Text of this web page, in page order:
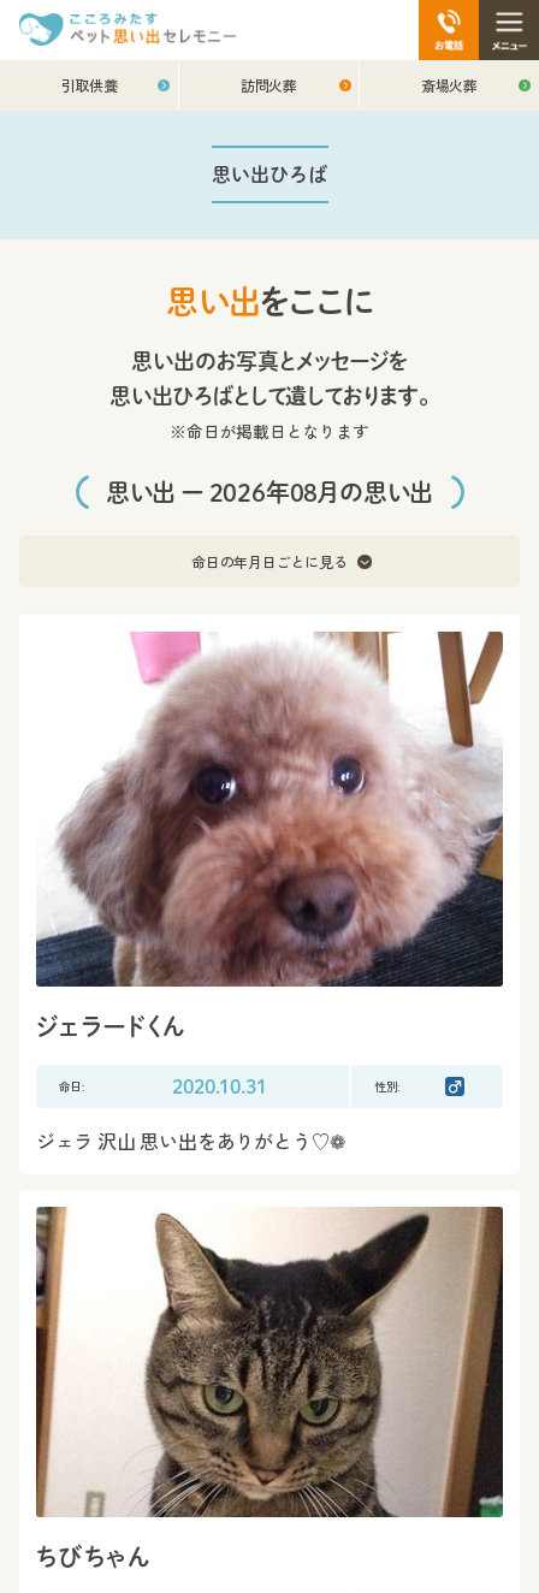
引取供養 訪問火葬 斎場火葬
思い出ひろば
思い出をここに
思い出のお写真とメッセージを
思い出ひろばとして遺しております。
※命日が掲載日となります
思い出 ー 2026年08月の思い出
命日の年月日ごとに見る
ジェラードくん
命日: 2020.10.31 性別:
ジェラ 沢山 思い出をありがとう♡❁
ちびちゃん